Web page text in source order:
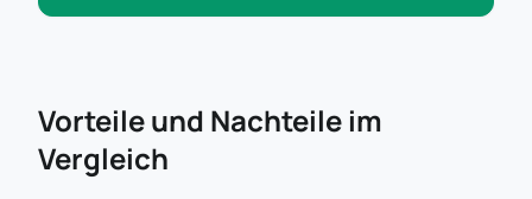
Vorteile und Nachteile im
Vergleich